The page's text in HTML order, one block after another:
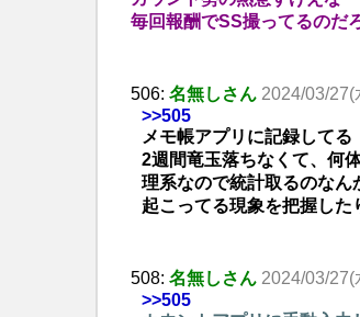
毎回報酬でSS撮ってるのだ
506: 名無しさん 2024/03/27(
>>505
メモ帳アプリに記録してる
2週間竜玉落ちなくて、何
理系なので統計取るのなん
起こってる現象を把握した
508: 名無しさん 2024/03/27(
>>505